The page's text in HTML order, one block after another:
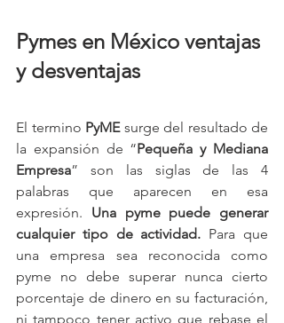
Pymes en México ventajas
y desventajas
El termino PyME surge del resultado de
la expansión de “Pequeña y Mediana
Empresa” son las siglas de las 4
palabras que aparecen en esa
expresión. Una pyme puede generar
cualquier tipo de actividad. Para que
una empresa sea reconocida como
pyme no debe superar nunca cierto
porcentaje de dinero en su facturación,
ni tampoco tener activo que rebase el